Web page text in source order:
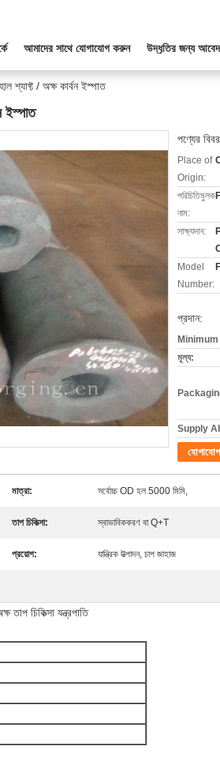
আমাদের সাথে যোগাযোগ করুন উদ্ধৃতির জন্য
/ অক্ষ কার্বন ইস্পাত
পণ্যের
Place of
Origin:
পরিচিতিমুলক
নাম:
সাক্ষ্যদান:
Model
Number:
প্রদান:
মূল্য:
Supply
যোগাযোগ
মাত্রা: সর্বোচ্চ OD হল 5000 মিমি,
তাপ চিকিত্সা: স্বাভাবিককরণ বা Q+T
প্রয়োগ: যান্ত্রিক উত্পাদন, চাপ জাহাজ
চিকিত্সা যন্ত্রপাতি